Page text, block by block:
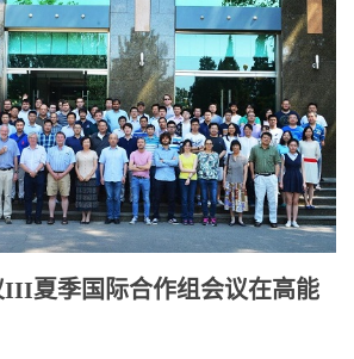
III夏季国际合作组会议在高能